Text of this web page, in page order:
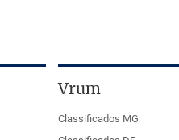
Vrum
Classificados MG